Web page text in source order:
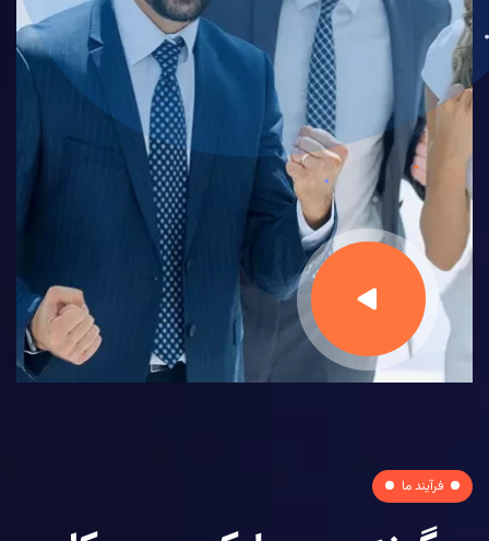
فرآیند ما